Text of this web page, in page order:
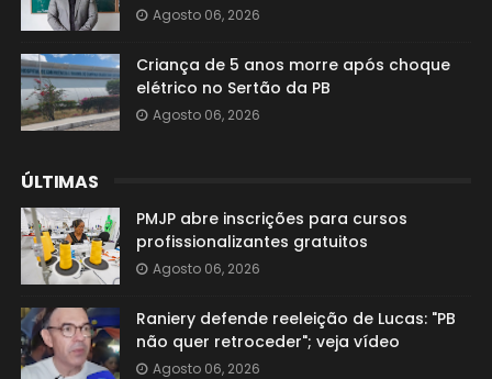
Agosto 06, 2026
Criança de 5 anos morre após choque
elétrico no Sertão da PB
Agosto 06, 2026
ÚLTIMAS
PMJP abre inscrições para cursos
profissionalizantes gratuitos
Agosto 06, 2026
Raniery defende reeleição de Lucas: "PB
não quer retroceder"; veja vídeo
Agosto 06, 2026